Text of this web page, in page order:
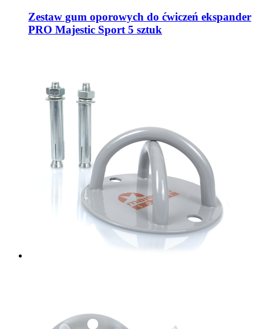
Zestaw gum oporowych do ćwiczeń ekspander
PRO Majestic Sport 5 sztuk